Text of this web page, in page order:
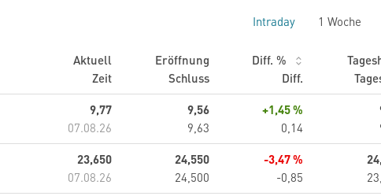
Intraday 1 Woche
Aktuell
Zeit
Eröffnung
Schluss
Diff. %
Diff.
9,77
07.08.26
9,56
9,63
+1,45 %
0,14
23,650
07.08.26
24,550
24,500
-3,47 %
-0,85